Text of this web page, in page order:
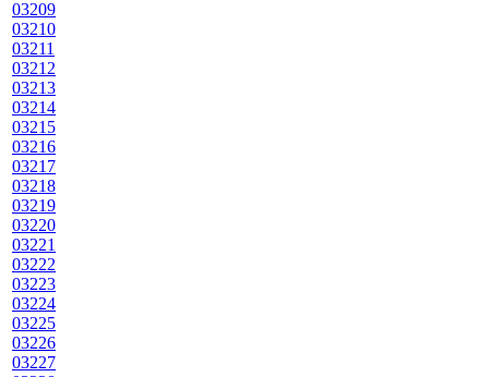
03209
03210
03211
03212
03213
03214
03215
03216
03217
03218
03219
03220
03221
03222
03223
03224
03225
03226
03227